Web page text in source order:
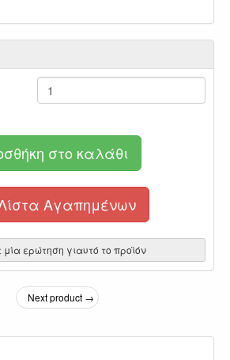
στο καλάθι
Αγαπημένων
ερώτηση γιαυτό το προϊόν
Next product →